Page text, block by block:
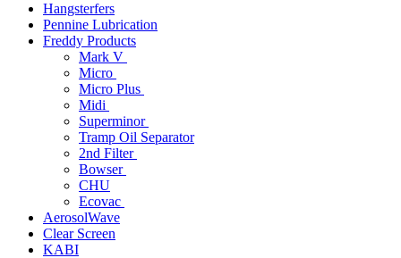
Hangsterfers
Pennine Lubrication
Freddy Products
Mark V
Micro
Micro Plus
Midi
Superminor
Tramp Oil Separator
2nd Filter
Bowser
CHU
Ecovac
AerosolWave
Clear Screen
KABI